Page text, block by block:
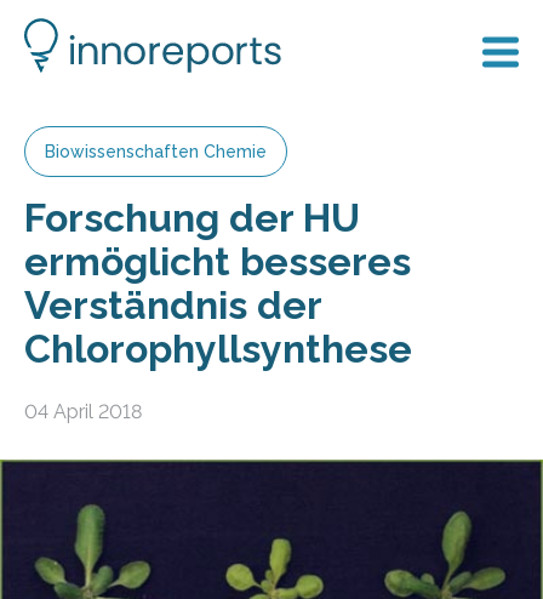
Biowissenschaften Chemie
Forschung der HU
ermöglicht besseres
Verständnis der
Chlorophyllsynthese
04 April 2018